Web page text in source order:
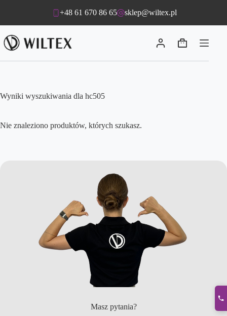
+48 61 670 86 65 sklep@wiltex.pl
Koszyk
Wyniki wyszukiwania dla hc505
Nie znaleziono produktów, których szukasz.
Masz pytania?